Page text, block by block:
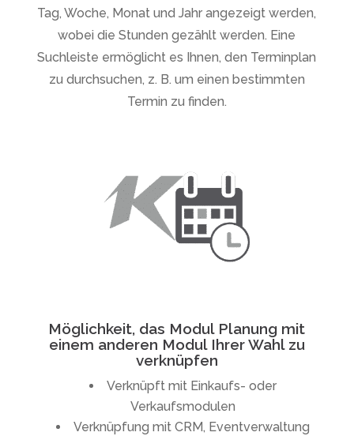
Tag, Woche, Monat und Jahr angezeigt werden,
wobei die Stunden gezählt werden. Eine
Suchleiste ermöglicht es Ihnen, den Terminplan
zu durchsuchen, z. B. um einen bestimmten
Termin zu finden.
Möglichkeit, das Modul Planung mit
einem anderen Modul Ihrer Wahl zu
verknüpfen
Verknüpft mit Einkaufs- oder
Verkaufsmodulen
Verknüpfung mit CRM, Eventverwaltung